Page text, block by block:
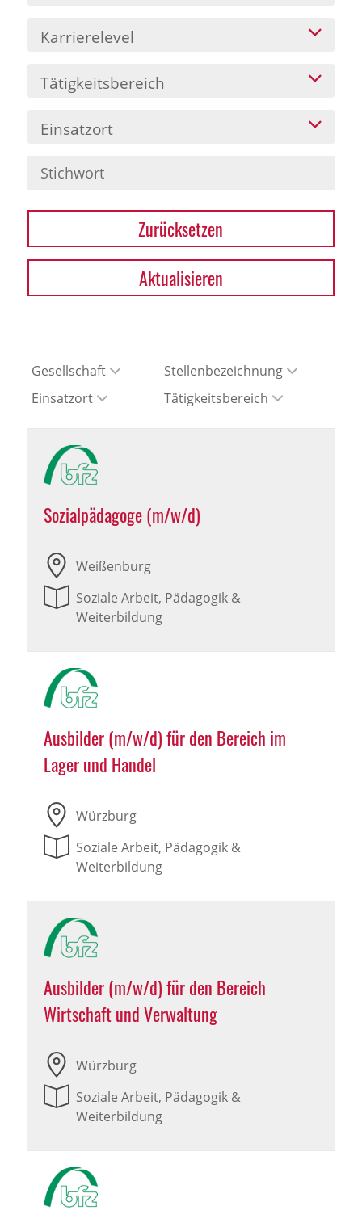
Karrierelevel
Tätigkeitsbereich
Einsatzort
Zurücksetzen
Aktualisieren
Gesellschaft
Stellenbezeichnung
Einsatzort
Tätigkeitsbereich
Sozialpädagoge (m/w/d)
Weißenburg
Soziale Arbeit, Pädagogik &
Weiterbildung
Ausbilder (m/w/d) für den Bereich im
Lager und Handel
Würzburg
Soziale Arbeit, Pädagogik &
Weiterbildung
Ausbilder (m/w/d) für den Bereich
Wirtschaft und Verwaltung
Würzburg
Soziale Arbeit, Pädagogik &
Weiterbildung